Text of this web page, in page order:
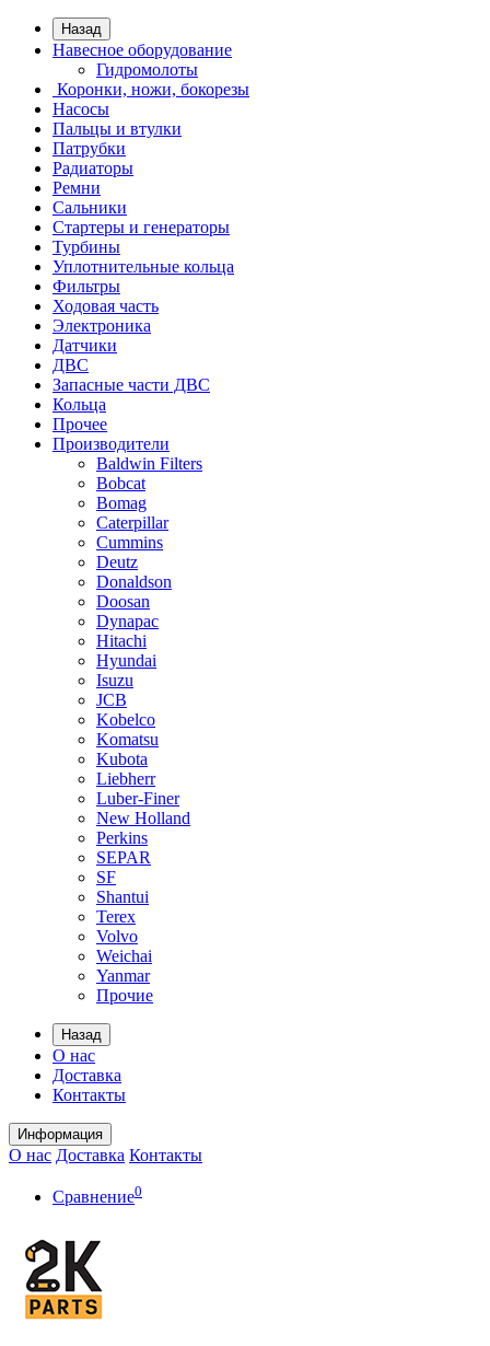
Назад
Навесное оборудование
Гидромолоты
Коронки, ножи, бокорезы
Насосы
Пальцы и втулки
Патрубки
Радиаторы
Ремни
Сальники
Стартеры и генераторы
Турбины
Уплотнительные кольца
Фильтры
Ходовая часть
Электроника
Датчики
ДВС
Запасные части ДВС
Кольца
Прочее
Производители
Baldwin Filters
Bobcat
Bomag
Caterpillar
Cummins
Deutz
Donaldson
Doosan
Dynapac
Hitachi
Hyundai
Isuzu
JCB
Kobelco
Komatsu
Kubota
Liebherr
Luber-Finer
New Holland
Perkins
SEPAR
SF
Shantui
Terex
Volvo
Weichai
Yanmar
Прочие
Назад
О нас
Доставка
Контакты
Информация
О нас Доставка Контакты
Сравнение0